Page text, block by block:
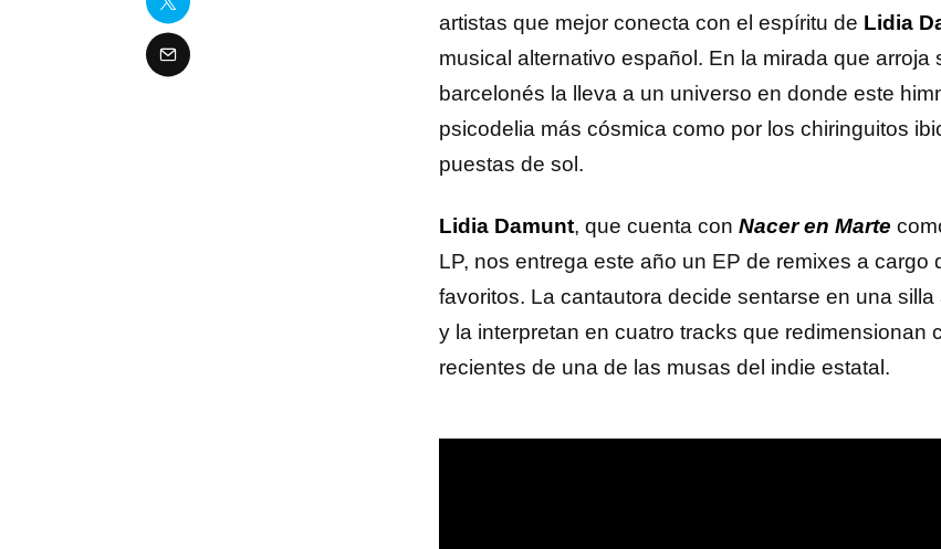
artistas que mejor conecta con el espíritu de Lidia
musical alternativo español. En la mirada que arroja
barcelonés la lleva a un universo en donde este
psicodelia más cósmica como por los chiringuitos
puestas de sol.
Lidia Damunt, que cuenta con Nacer en Marte
LP, nos entrega este año un EP de remixes a cargo
favoritos. La cantautora decide sentarse en una
y la interpretan en cuatro tracks que redimensionan
recientes de una de las musas del indie estatal.